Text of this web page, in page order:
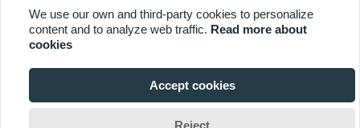

We use our own and third-party cookies to personalize
content and to analyze web traffic. Read more about
cookies
Accept cookies
Reject